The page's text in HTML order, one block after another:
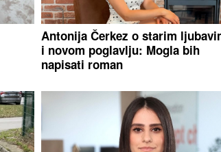
Antonija Čerkez o starim
i novom poglavlju: Mogla bih
napisati roman